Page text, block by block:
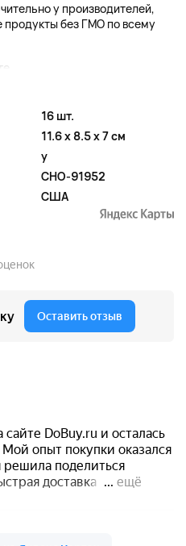
у производителей,
без ГМО по всему
16 шт.
11.6 x 8.5 x 7 см
y
CHO-91952
США